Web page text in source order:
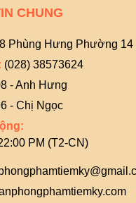
CHUNG
Phùng Hưng Phường 14
(028) 38573624
- Anh Hưng
- Chị Ngọc
PM (T2-CN)